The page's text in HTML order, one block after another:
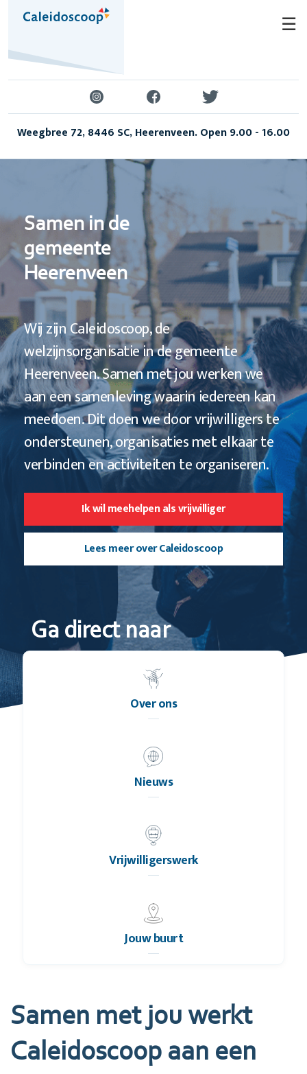
☰
Weegbree 72, 8446 SC, Heerenveen. Open 9.00 - 16.00
Samen in de
gemeente
Heerenveen
Wij zijn Caleidoscoop, de
welzijnsorganisatie in de gemeente
Heerenveen. Samen met jou werken we
aan een samenleving waarin iedereen kan
meedoen. Dit doen we door vrijwilligers te
ondersteunen, organisaties met elkaar te
verbinden en activiteiten te organiseren.
Ik wil meehelpen als vrijwilliger
Lees meer over Caleidoscoop
Ga direct naar
Over ons
Nieuws
Vrijwilligerswerk
Jouw buurt
Samen met jou werkt
Caleidoscoop aan een